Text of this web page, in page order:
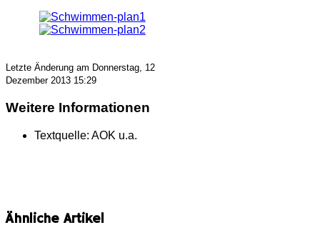
Letzte Änderung am Donnerstag, 12
Dezember 2013 15:29
Weitere Informationen
Textquelle: AOK u.a.
Ähnliche Artikel